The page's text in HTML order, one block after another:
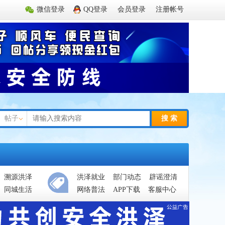
微信登录 QQ登录 会员登录 注册帐号
帖子 搜 索
溯源洪泽
同城生活
洪泽就业 部门动态
辟谣澄清
网络普法
APP下载 客服中心